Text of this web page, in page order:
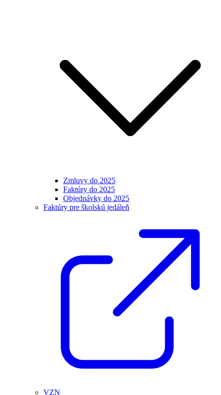
Zmluvy do 2025
Faktúry do 2025
Objednávky do 2025
Faktúry pre školskú jedáleň
VZN